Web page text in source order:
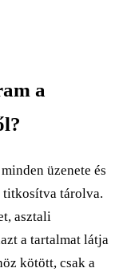
a
üzenete és
titkosítva tárolva.
asztali
a tartalmat látja
kötött, csak a